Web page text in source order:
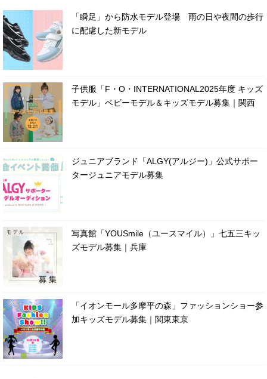
「瞬足」から防水モデル登場 雨の日や夜間の歩行
に配慮した新モデル
子供服「F・O・INTERNATIONAL2025年度 キッズ
モデル」ベビーモデル＆キッズモデル募集｜関西
ジュニアブランド「ALGY(アルジー)」公式サポー
タージュニアモデル募集
写真館「YOUSmile（ユースマイル）」七五三キッ
ズモデル募集｜兵庫
「イオンモール多摩平の森」ファッションショー参
加キッズモデル募集｜関東東京